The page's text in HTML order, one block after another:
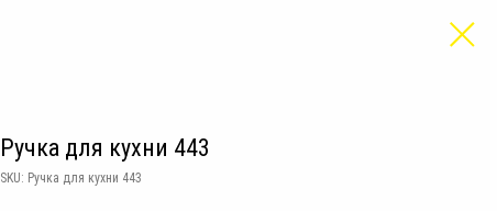
Ручка для кухни 443
SKU: Ручка для кухни 443